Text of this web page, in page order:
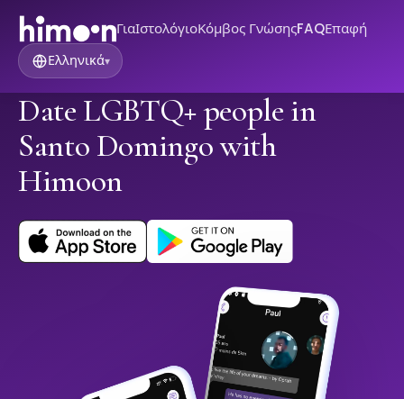
ΓιαΙστολόγιοΚόμβος ΓνώσηςFAQΕπαφή
Ελληνικά▾
Date LGBTQ+ people in
Santo Domingo with
Himoon